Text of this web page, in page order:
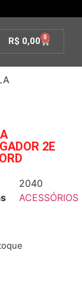
R$ 0,00 0
2E
2040
ACESSÓRIOS